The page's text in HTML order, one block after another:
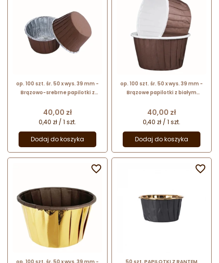
op. 100 szt. śr. 50 x wys. 39 mm -
Brązowo-srebrne papilotki z
aluminiową do pieczenia
babeczek
Cena
40,00 zł
0,40 zł / 1 szt.
Dodaj do koszyka
op. 100 szt. śr. 50 x wys. 39 mm -
Brązowe papilotki z białym
pieczenia babeczek
Cena
40,00 zł
0,40 zł / 1 szt.
Dodaj do koszyka
 